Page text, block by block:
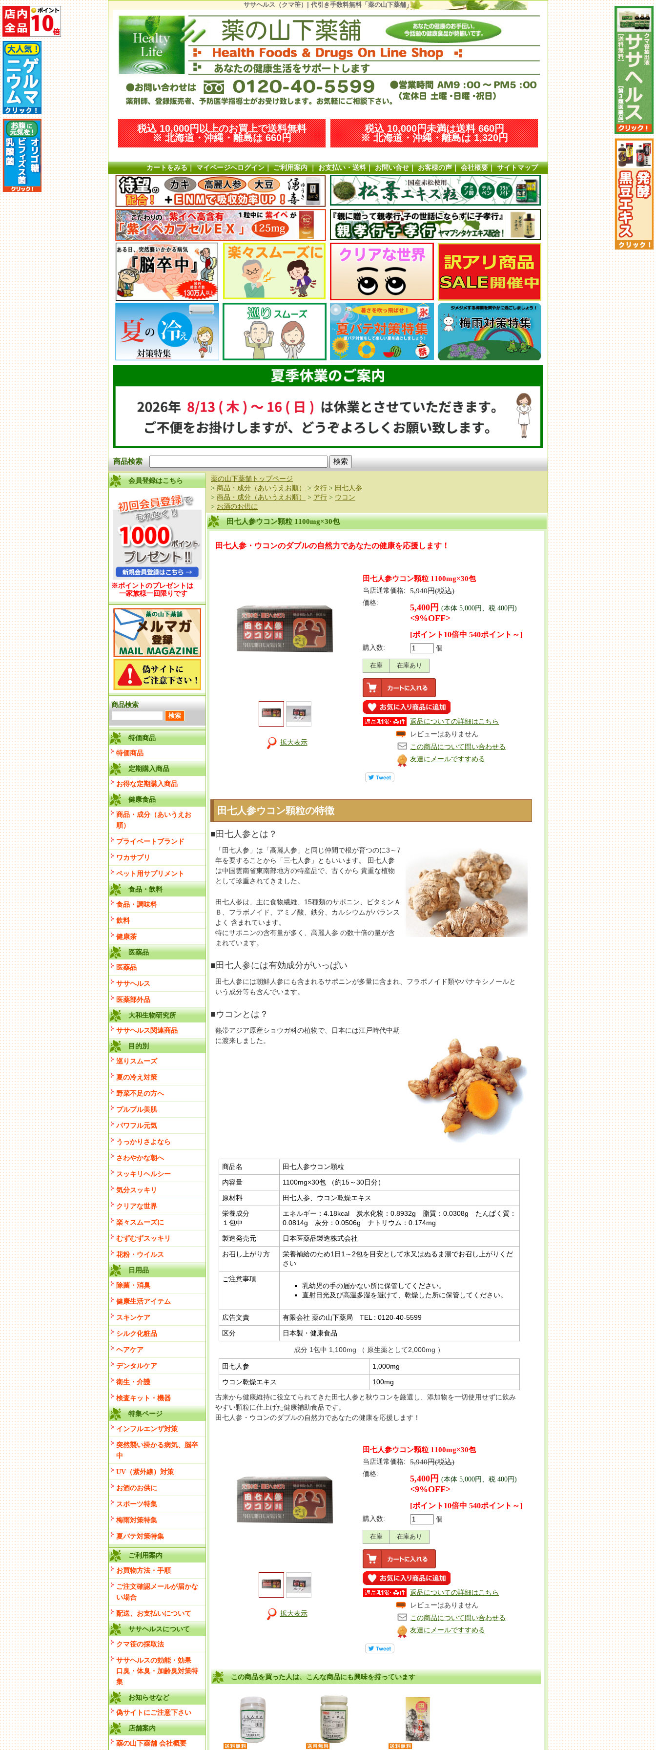
ササヘルス（クマ笹）| 代引き手数料無料「薬の山下薬舗」
税込 10,000円以上のお買上で送料無料
※ 北海道・沖縄・離島は 660円
税込 10,000円未満は送料 660円
※ 北海道・沖縄・離島は 1,320円
カートをみる｜マイページへログイン｜ご利用案内｜お支払い・送料｜お問い合せ｜お客様の声｜会社概要｜サイトマップ
商品検索
会員登録はこちら
※ポイントのプレゼントは
一家族様一回限りです
商品検索
特価商品
特価商品
定期購入商品
お得な定期購入商品
健康食品
商品・成分（あいうえお
順）
プライベートブランド
ワカサプリ
ペット用サプリメント
食品・飲料
食品・調味料
飲料
健康茶
医薬品
医薬品
ササヘルス
医薬部外品
大和生物研究所
ササヘルス関連商品
目的別
巡りスムーズ
夏の冷え対策
野菜不足の方へ
プルプル美肌
パワフル元気
うっかりさよなら
さわやかな朝へ
スッキリヘルシー
気分スッキリ
クリアな世界
楽々スムーズに
むずむずスッキリ
花粉・ウイルス
日用品
除菌・消臭
健康生活アイテム
スキンケア
シルク化粧品
ヘアケア
デンタルケア
衛生・介護
検査キット・機器
特集ページ
インフルエンザ対策
突然襲い掛かる病気、脳卒
中
UV（紫外線）対策
お酒のお供に
スポーツ特集
梅雨対策特集
夏バテ対策特集
ご利用案内
お買物方法・手順
ご注文確認メールが届かな
い場合
配送、お支払いについて
ササヘルスについて
クマ笹の採取法
ササヘルスの効能・効果
口臭・体臭・加齢臭対策特
集
お知らせなど
偽サイトにご注意下さい
店舗案内
薬の山下薬舗 会社概要
薬の山下薬舗トップページ
> 商品・成分（あいうえお順） > タ行 > 田七人参
> 商品・成分（あいうえお順） > ア行 > ウコン
> お酒のお供に
田七人参ウコン顆粒 1100mg×30包
田七人参・ウコンのダブルの自然力であなたの健康を応援します！
拡大表示
田七人参ウコン顆粒 1100mg×30包
当店通常価格: 5,940円(税込)
価格: 5,400円 (本体 5,000円、税 400円)
<9%OFF>
[ポイント10倍中 540ポイント～]
購入数: 個
在庫 在庫あり
返品についての詳細はこちら
レビューはありません
この商品について問い合わせる
友達にメールですすめる
田七人参ウコン顆粒の特徴
■田七人参とは？
「田七人参」は「高麗人参」と同じ仲間で根が育つのに3～7
年を要することから「三七人参」ともいいます。 田七人参
は中国雲南省東南部地方の特産品で、古くから 貴重な植物
として珍重されてきました。
田七人参は、主に食物繊維、15種類のサポニン、ビタミンＡ
Ｂ、フラボノイド、アミノ酸、鉄分、カルシウムがバランス
よく 含まれています。
特にサポニンの含有量が多く、高麗人参 の数十倍の量が含
まれています。
■田七人参には有効成分がいっぱい
田七人参には朝鮮人参にも含まれるサポニンが多量に含まれ、フラボノイド類やパナキシノールと
いう成分等も含んでいます。
■ウコンとは？
熱帯アジア原産ショウガ科の植物で、日本には江戸時代中期
に渡来しました。
商品名
田七人参ウコン顆粒
内容量
1100mg×30包 （約15～30日分）
原材料
田七人参、ウコン乾燥エキス
栄養成分
１包中
エネルギー：4.18kcal 炭水化物：0.8932g 脂質：0.0308g たんぱく質：
0.0814g 灰分：0.0506g ナトリウム：0.174mg
製造発売元
日本医薬品製造株式会社
お召し上がり方
栄養補給のため1日1～2包を目安として水又はぬるま湯でお召し上がりくだ
さい
ご注意事項
乳幼児の手の届かない所に保管してください。
直射日光及び高温多湿を避けて、乾燥した所に保管してください。
広告文責
有限会社 薬の山下薬局 TEL : 0120-40-5599
区分
日本製・健康食品
成分 1包中 1,100mg （ 原生薬として2,000mg ）
田七人参
1,000mg
ウコン乾燥エキス
100mg
古来から健康維持に役立てられてきた田七人参と秋ウコンを厳選し、添加物を一切使用せずに飲み
やすい顆粒に仕上げた健康補助食品です。
田七人参・ウコンのダブルの自然力であなたの健康を応援します！
拡大表示
田七人参ウコン顆粒 1100mg×30包
当店通常価格: 5,940円(税込)
価格: 5,400円 (本体 5,000円、税 400円)
<9%OFF>
[ポイント10倍中 540ポイント～]
購入数: 個
在庫 在庫あり
返品についての詳細はこちら
レビューはありません
この商品について問い合わせる
友達にメールですすめる
この商品を買った人は、こんな商品にも興味を持っています